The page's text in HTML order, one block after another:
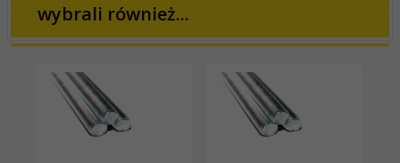
wybrali również...